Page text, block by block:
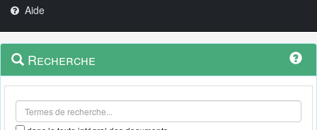
Aide
Navigation
outils
Menu
contextuel
Recherche